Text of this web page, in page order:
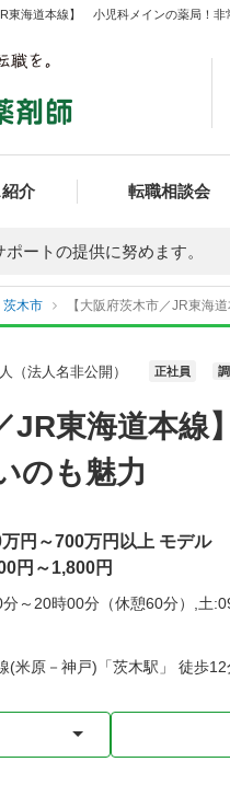
東海道本線】 小児科メインの薬局！
介 転職相談会
ートの提供に努めます。
茨木市 【大阪府茨木市／JR東海
（法人名非公開） 正社員
JR東海道本
のも魅力
万円～700万円以上 モデル
円～1,800円
分～20時00分（休憩60分）,土
(米原－神戸)「茨木駅」 徒歩12